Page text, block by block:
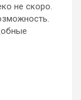
не скоро.